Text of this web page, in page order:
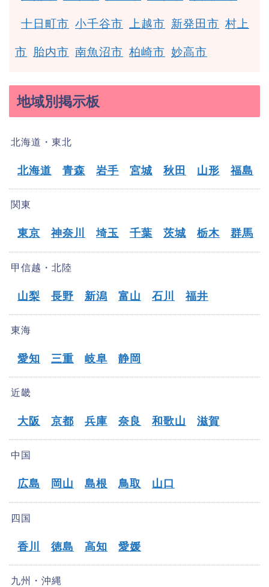
十日町市 小千谷市 上越市 新発田市 村上
市 胎内市 南魚沼市 柏崎市 妙高市
地域別掲示板
北海道・東北
北海道 青森 岩手 宮城 秋田 山形 福島
関東
東京 神奈川 埼玉 千葉 茨城 栃木 群馬
甲信越・北陸
山梨 長野 新潟 富山 石川 福井
東海
愛知 三重 岐阜 静岡
近畿
大阪 京都 兵庫 奈良 和歌山 滋賀
中国
広島 岡山 島根 鳥取 山口
四国
香川 徳島 高知 愛媛
九州・沖縄